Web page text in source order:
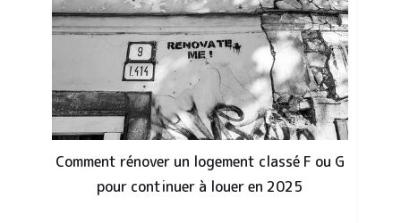
Comment rénover un logement classé F ou G
pour continuer à louer en 2025